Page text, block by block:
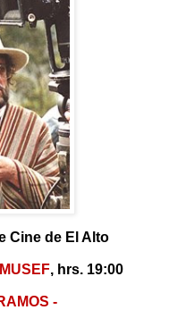
Cine de El Alto
MUSEF, hrs. 19:00
-